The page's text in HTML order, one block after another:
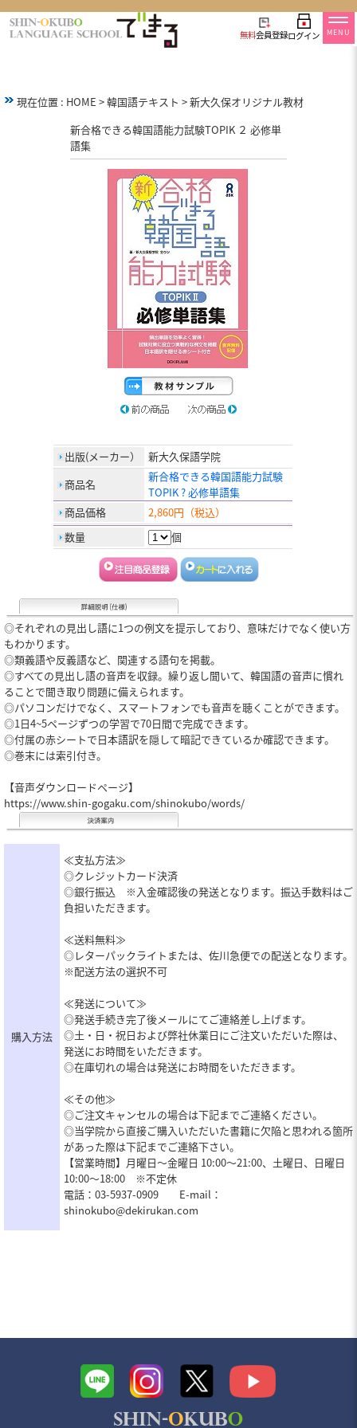
無料会員登録ログイン MENU
現在位置 : HOME >韓国語テキスト >新大久保オリジナル教材
新合格できる韓国語能力試験TOPIK ２ 必修単
語集
出版(メーカー）
新大久保語学院
商品名
新合格できる韓国語能力試験
TOPIK ? 必修単語集
商品価格
2,860円（税込）
数量
個
◎それぞれの見出し語に1つの例文を提示しており、意味だけでなく使い方
もわかります。
◎類義語や反義語など、関連する語句を掲載。
◎すべての見出し語の音声を収録。繰り返し聞いて、韓国語の音声に慣れ
ることで聞き取り問題に備えられます。
◎パソコンだけでなく、スマートフォンでも音声を聴くことができます。
◎1日4~5ページずつの学習で70日間で完成できます。
◎付属の赤シートで日本語訳を隠して暗記できているか確認できます。
◎巻末には索引付き。
【音声ダウンロードページ】
https://www.shin-gogaku.com/shinokubo/words/
購入方法
≪支払方法≫
◎クレジットカード決済
◎銀行振込 ※入金確認後の発送となります。振込手数料はご
負担いただきます。
≪送料無料≫
◎レターパックライトまたは、佐川急便での配送となります。
※配送方法の選択不可
≪発送について≫
◎発送手続き完了後メールにてご連絡差し上げます。
◎土・日・祝日および弊社休業日にご注文いただいた際は、
発送にお時間をいただきます。
◎在庫切れの場合は発送にお時間をいただきます。
≪その他≫
◎ご注文キャンセルの場合は下記までご連絡ください。
◎当学院から直接ご購入いただいた書籍に欠陥と思われる箇所
があった際は下記までご連絡下さい。
【営業時間】月曜日～金曜日 10:00～21:00、土曜日、日曜日
10:00～18:00 ※不定休
電話：03-5937-0909 E-mail：
shinokubo@dekirukan.com